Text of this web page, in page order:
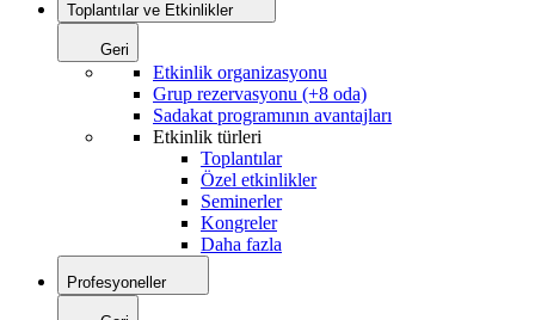
Toplantılar ve Etkinlikler
Geri
Etkinlik organizasyonu
Grup rezervasyonu (+8 oda)
Sadakat programının avantajları
Etkinlik türleri
Toplantılar
Özel etkinlikler
Seminerler
Kongreler
Daha fazla
Profesyoneller